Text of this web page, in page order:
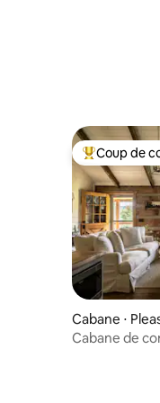
Coups de
Coup de
Cabane ⋅
Cabane de